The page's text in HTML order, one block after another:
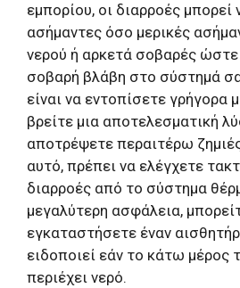
εμπορίου, οι διαρροές μπορεί
ασήμαντες όσο μερικές
νερού ή αρκετά σοβαρές
σοβαρή βλάβη στο σύστημά
είναι να εντοπίσετε γρήγορα
βρείτε μια αποτελεσματική
αποτρέψετε περαιτέρω
αυτό, πρέπει να ελέγχετε
διαρροές από το σύστημα
μεγαλύτερη ασφάλεια,
εγκαταστήσετε έναν
ειδοποιεί εάν το κάτω μέρος
περιέχει νερό.